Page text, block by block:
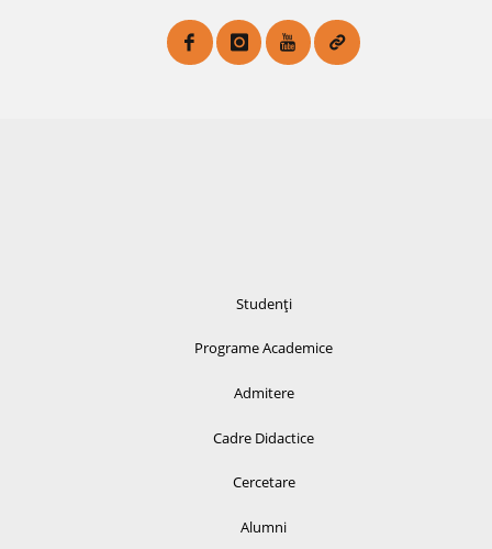
Studenți
Programe Academice
Admitere
Cadre Didactice
Cercetare
Alumni